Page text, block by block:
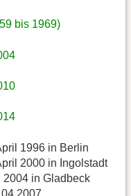
bis 1969)
1996 in Berlin
2000 in Ingolstadt
2004 in Gladbeck